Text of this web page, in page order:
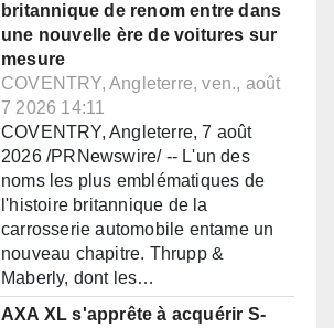
britannique de renom entre dans
une nouvelle ère de voitures sur
mesure
COVENTRY, Angleterre, ven., août
7 2026 14:11
COVENTRY, Angleterre, 7 août
2026 /PRNewswire/ -- L'un des
noms les plus emblématiques de
l'histoire britannique de la
carrosserie automobile entame un
nouveau chapitre. Thrupp &
Maberly, dont les…
AXA XL s'apprête à acquérir S-